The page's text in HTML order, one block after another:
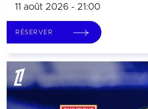
11 août 2026 - 21:00
RÉSERVER